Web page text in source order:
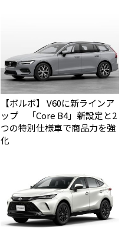
【ボルボ】 V60に新ラインア
ップ 「Core B4」新設定と2
つの特別仕様車で商品力を強
化